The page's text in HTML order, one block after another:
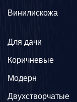
Винилискожа
Для дачи
Коричневые
Модерн
Двухстворчатые